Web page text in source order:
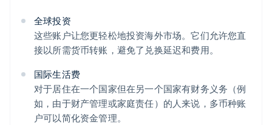
全球投资
这些账户让您更轻松地投资海外市场。它们允许您直
接以所需货币转账，避免了兑换延迟和费用。
国际生活费
对于居住在一个国家但在另一个国家有财务义务（例
如，由于财产管理或家庭责任）的人来说，多币种账
户可以简化资金管理。